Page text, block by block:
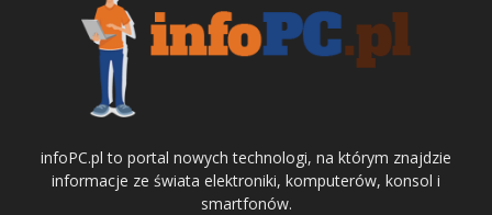
infoPC.pl to portal nowych technologi, na którym znajdzie
informacje ze świata elektroniki, komputerów, konsol i
smartfonów.